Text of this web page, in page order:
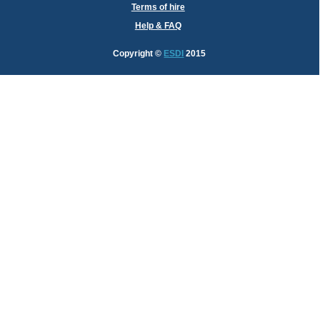
Terms of hire
Help & FAQ
Copyright© ESDI 2015